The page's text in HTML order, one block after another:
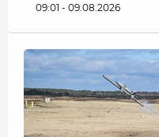
09:01 - 09.08.2026